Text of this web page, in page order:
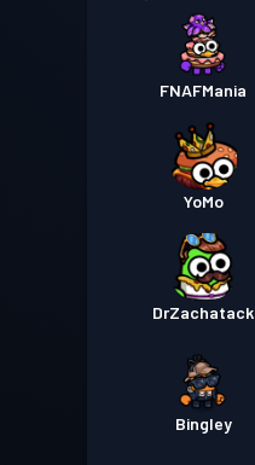
FNAFMania
YoMo
DrZachatack
Bingley